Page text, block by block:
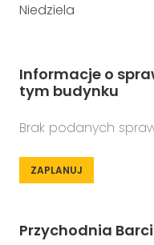
Niedziela
Informacje o
tym budynku
Brak podanych
ZAPLANUJ
Przychodnia